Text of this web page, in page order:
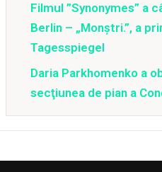
Filmul ”Synonymes” a
Berlin – „Monştri.”, a
Tagesspiegel
Daria Parkhomenko a
secţiunea de pian a